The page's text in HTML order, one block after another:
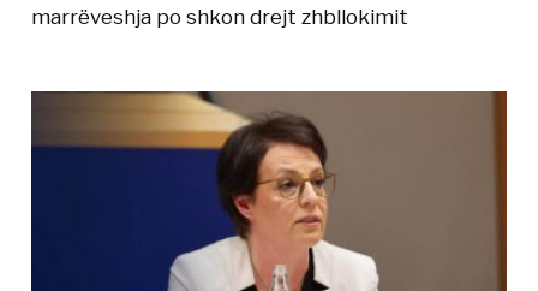
marrëveshja po shkon drejt zhbllokimit